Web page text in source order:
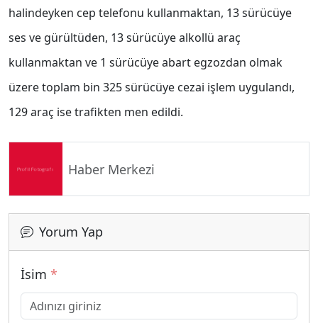
halindeyken cep telefonu kullanmaktan, 13 sürücüye
ses ve gürültüden, 13 sürücüye alkollü araç
kullanmaktan ve 1 sürücüye abart egzozdan olmak
üzere toplam bin 325 sürücüye cezai işlem uygulandı,
129 araç ise trafikten men edildi.
Haber Merkezi
Yorum Yap
İsim *